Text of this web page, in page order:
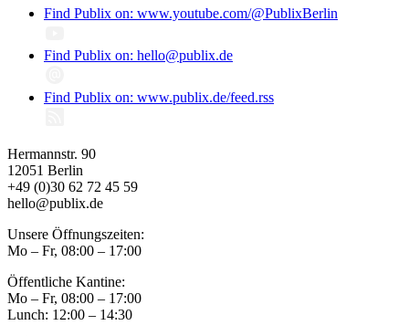
Find Publix on: www.youtube.com/@PublixBerlin
Find Publix on: hello@publix.de
Find Publix on: www.publix.de/feed.rss
Hermannstr. 90
12051 Berlin
+49 (0)30 62 72 45 59
hello@publix.de
Unsere Öffnungszeiten:
Mo – Fr, 08:00 – 17:00
Öffentliche Kantine:
Mo – Fr, 08:00 – 17:00
Lunch: 12:00 – 14:30